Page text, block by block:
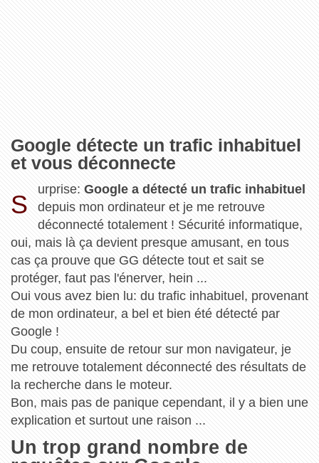
Google détecte un trafic inhabituel
et vous déconnecte
S
urprise:Google a détecté un trafic inhabituel
depuis mon ordinateur et je me retrouve
déconnecté totalement ! Sécurité informatique,
oui, mais là ça devient presque amusant, en tous
cas ça prouve que GG détecte tout et sait se
protéger, faut pas l'énerver, hein ...
Oui vous avez bien lu: du trafic inhabituel, provenant
de mon ordinateur, a bel et bien été détecté par
Google !
Du coup, ensuite de retour sur mon navigateur, je
me retrouve totalement déconnecté des résultats de
la recherche dans le moteur.
Bon, mais pas de panique cependant, il y a bien une
explication et surtout une raison ...
Un trop grand nombre de